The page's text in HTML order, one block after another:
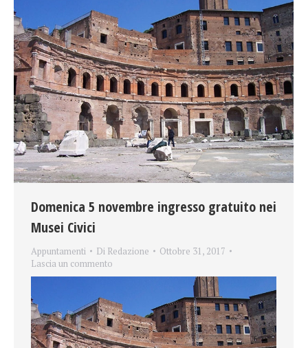
Domenica 5 novembre ingresso gratuito nei
Musei Civici
Appuntamenti Di Redazione
Ottobre 31, 2017
Lascia un commento